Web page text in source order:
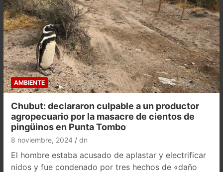
AMBIENTE
Chubut: declararon culpable a un productor
agropecuario por la masacre de cientos de
pingüinos en Punta Tombo
8 noviembre, 2024 dn
El hombre estaba acusado de aplastar y electrificar
nidos y fue condenado por tres hechos de «daño